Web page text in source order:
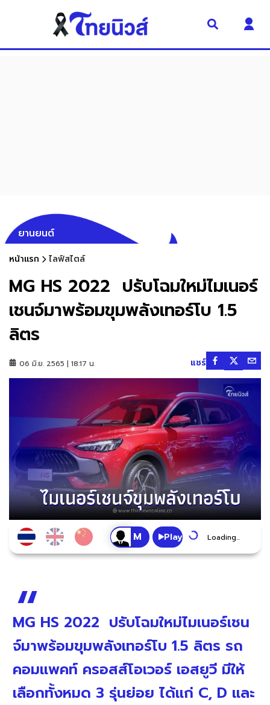
ยานยนต์
หน้าแรก ไลฟ์สไตล์
MG HS 2022 ปรับโฉมใหม่ไมเนอร์
เชนจ์มาพร้อมขุมพลังเทอร์โบ 1.5
ลิตร
06 มิ.ย. 2565 | 18:17 น. แชร์
Play Loading...
MG HS 2022 ปรับโฉมใหม่ไมเนอร์เชน
จ์มาพร้อมขุมพลังเทอร์โบ 1.5 ลิตร รถ
คอมแพคท์ ครอสส์โอเวอร์ เอสยูวี มีให้
เลือกทั้งหมด 3 รุ่นย่อย ได้แก่ C, D และ